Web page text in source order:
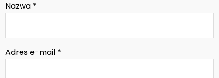
Nazwa *
Adres e-mail *